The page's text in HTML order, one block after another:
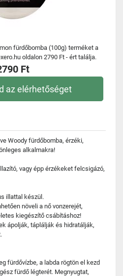
fürdőbomba (100g) terméket a
oldalon 2790 Ft - ért találja.
Ft
az elérhetőséget
Woody fürdőbomba, érzéki,
alkalmakra!
vagy épp érzékeket felcsigázó,
illattal készül.
növeli a nő vonzerejét,
kiegészítő csábításhoz!
ápolják, táplálják és hidratálják,
fürdővízbe, a labda rögtön el kezd
fürdő légterét. Megnyugtat,